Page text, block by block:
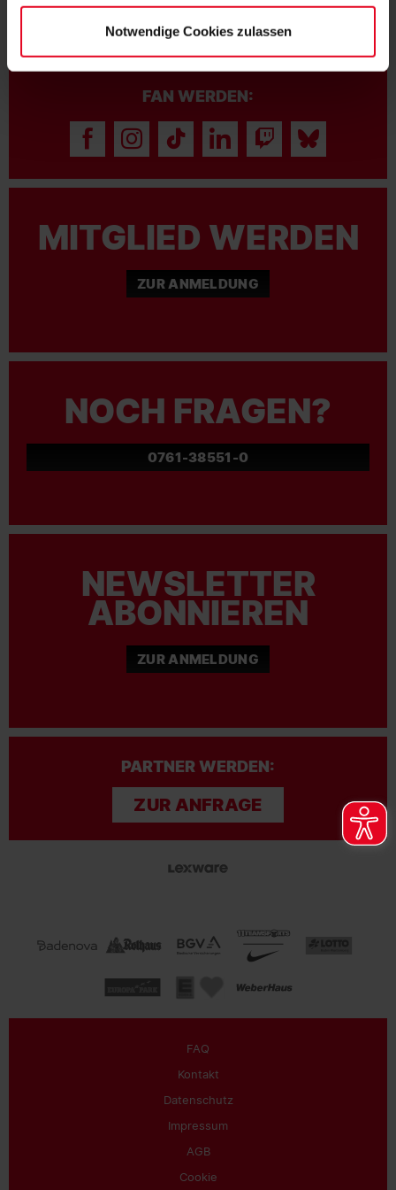
Notwendige Cookies zulassen
FAN WERDEN:
MITGLIED WERDEN
ZUR ANMELDUNG
NOCH FRAGEN?
0761-38551-0
NEWSLETTER
ABONNIEREN
ZUR ANMELDUNG
PARTNER WERDEN:
ZUR ANFRAGE
FAQ
Kontakt
Datenschutz
Impressum
AGB
Cookie